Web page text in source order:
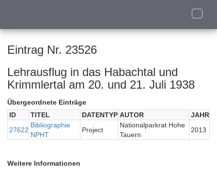
Toggle
Eintrag Nr. 23526
Lehrausflug in das Habachtal und
Krimmlertal am 20. und 21. Juli 1938
Übergeordnete Einträge
ID
TITEL DATENTYP AUTOR
JAHR
27622
Bibliographie
NPHT
Project
Nationalparkrat Hohe
Tauern
2013
Weitere Informationen